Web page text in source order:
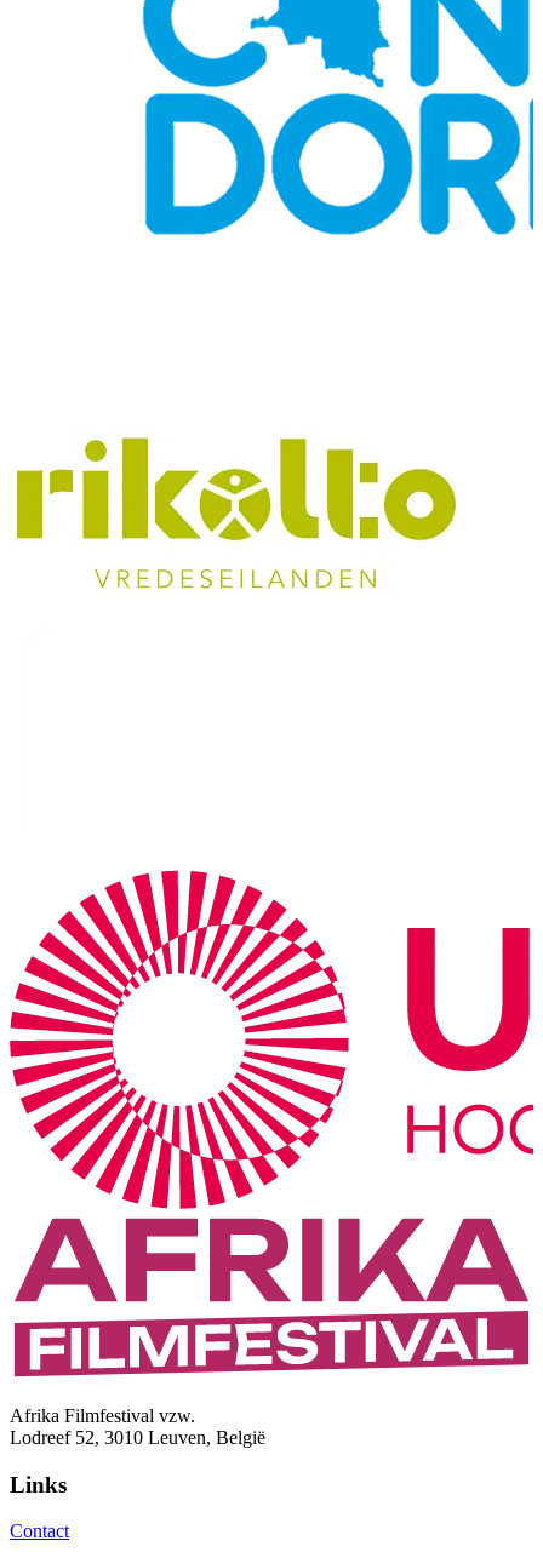
Afrika Filmfestival vzw.
Lodreef 52, 3010 Leuven, België
Links
Contact